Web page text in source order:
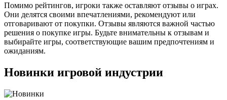
Помимо рейтингов, игроки также оставляют отзывы о играх.
Они делятся своими впечатлениями, рекомендуют или
отговаривают от покупки. Отзывы являются важной частью
решения о покупке игры. Будьте внимательны к отзывам и
выбирайте игры, соответствующие вашим предпочтениям и
ожиданиям.
Новинки игровой индустрии